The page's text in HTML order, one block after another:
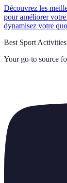
Découvrez les
pour améliorer
dynamisez votre
Best Sport Activities
Your go-to source